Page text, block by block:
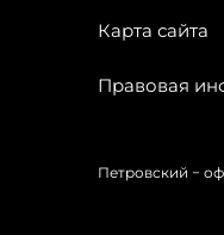
Карта сайта
Правовая
Петровский −